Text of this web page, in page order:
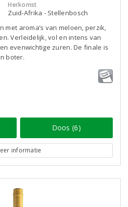
Herkomst
Zuid-Afrika - Stellenbosch
met aroma’s van meloen, perzik,
Verleidelijk, vol en intens van
evenwichtige zuren. De finale is
boter.
Doos (6)
informatie